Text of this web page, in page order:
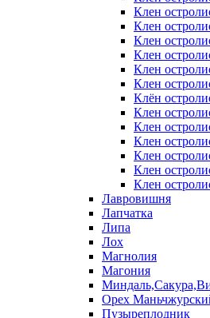
Клен
Клен
Клен
Клен
Клен
Клен
Клён
Клен
Клен
Клен
Клен
Клен
Клен
Лавровишня
Лапчатка
Липа
Лох
Магнолия
Магония
Орех
Пузыреплодник